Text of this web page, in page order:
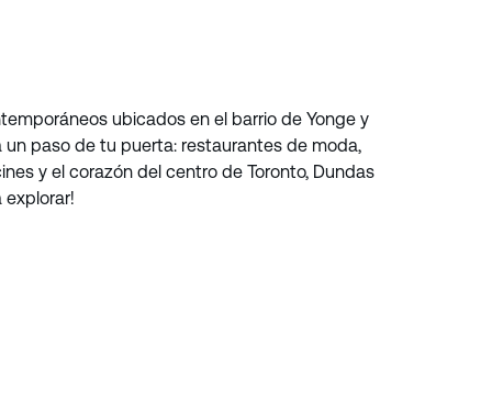
ubicados en el barrio de Yonge y
un paso de tu puerta: restaurantes de moda,
y el corazón del centro de Toronto, Dundas
explorar!